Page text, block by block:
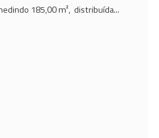
185,00 m², distribuída...